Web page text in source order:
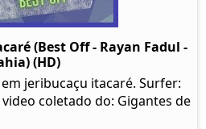
(Best Off - Rayan Fadul -
(HD)
jeribucaçu itacaré. Surfer:
coletado do: Gigantes de